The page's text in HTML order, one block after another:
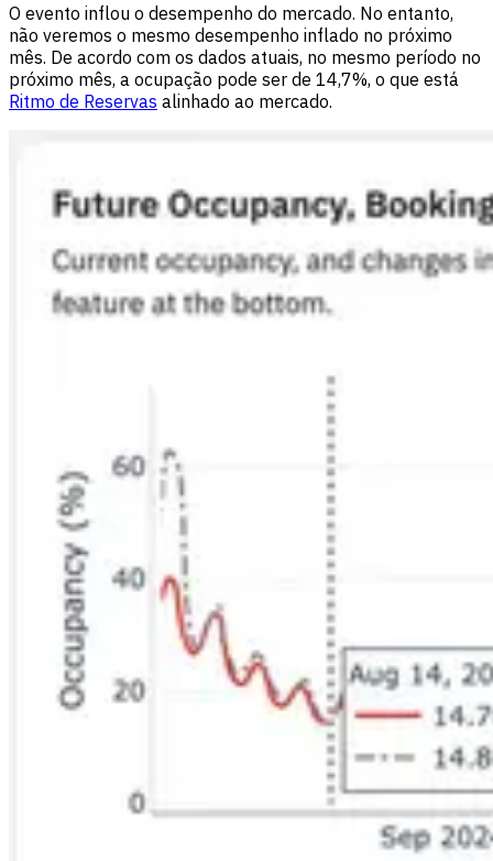
O evento inflou o desempenho do mercado. No entanto,
não veremos o mesmo desempenho inflado no próximo
mês. De acordo com os dados atuais, no mesmo período no
próximo mês, a ocupação pode ser de 14,7%, o que está
Ritmo de Reservas alinhado ao mercado.